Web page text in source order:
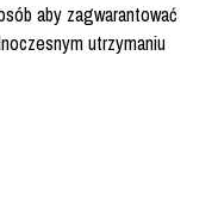
aby zagwarantować
utrzymaniu